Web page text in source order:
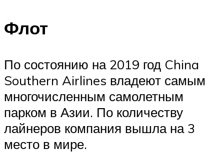
Флот
По состоянию на 2019 год China
Southern Airlines владеют самым
многочисленным самолетным
парком в Азии. По количеству
лайнеров компания вышла на 3
место в мире.